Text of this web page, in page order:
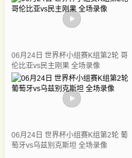
06月24日 世界杯小组赛K组第2轮 哥
伦比亚vs民主刚果 全场录像
06月24日 世界杯小组赛K组第2轮 葡
萄牙vs乌兹别克斯坦 全场录像